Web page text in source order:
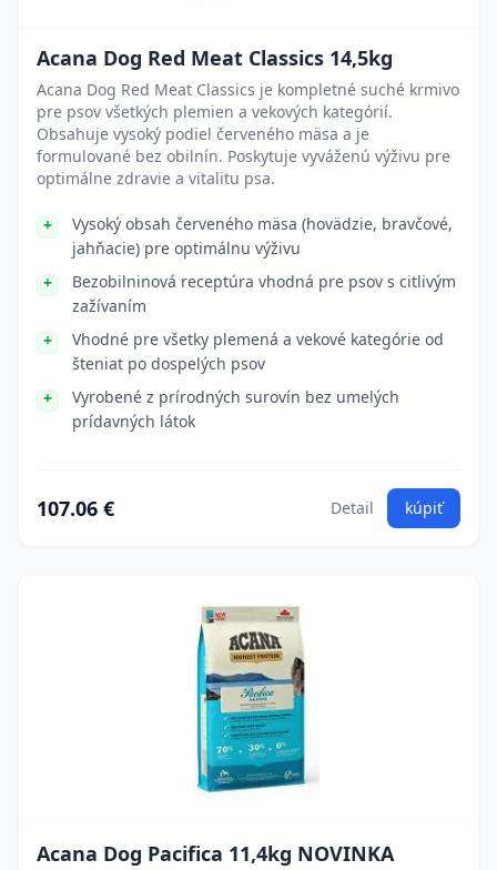
Acana Dog Red Meat Classics 14,5kg
Acana Dog Red Meat Classics je kompletné suché krmivo
pre psov všetkých plemien a vekových kategórií.
Obsahuje vysoký podiel červeného mäsa a je
formulované bez obilnín. Poskytuje vyváženú výživu pre
optimálne zdravie a vitalitu psa.
Vysoký obsah červeného mäsa (hovädzie, bravčové,
jahňacie) pre optimálnu výživu
Bezobilninová receptúra vhodná pre psov s citlivým
zažívaním
Vhodné pre všetky plemená a vekové kategórie od
šteniat po dospelých psov
Vyrobené z prírodných surovín bez umelých
prídavných látok
107.06 € Detail kúpiť
Acana Dog Pacifica 11,4kg NOVINKA